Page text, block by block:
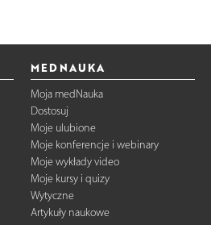
MEDNAUKA
Moja medNauka
Dostosuj
Moje ulubione
Moje konferencje i webinary
Moje wykłady video
Moje kursy i quizy
Wytyczne
Artykuły naukowe